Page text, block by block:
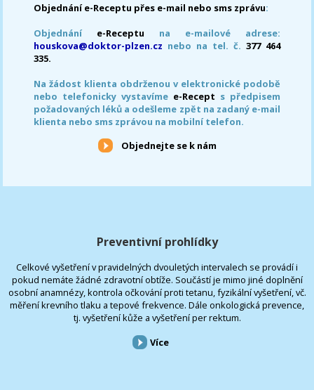
Objednání e-Receptu přes e-mail nebo sms zprávu:
Objednání e-Receptu na e-mailové adrese:
houskova@doktor-plzen.cz nebo na tel. č. 377 464
335.
Na žádost klienta obdrženou v elektronické podobě
nebo telefonicky vystavíme e-Recept s předpisem
požadovaných léků a odešleme zpět na zadaný e-mail
klienta nebo sms zprávou na mobilní telefon.
Objednejte se k nám
Preventivní prohlídky
Celkové vyšetření v pravidelných dvouletých intervalech se provádí i
pokud nemáte žádné zdravotní obtíže. Součástí je mimo jiné doplnění
osobní anamnézy, kontrola očkování proti tetanu, fyzikální vyšetření, vč.
měření krevního tlaku a tepové frekvence. Dále onkologická prevence,
tj. vyšetření kůže a vyšetření per rektum.
Více